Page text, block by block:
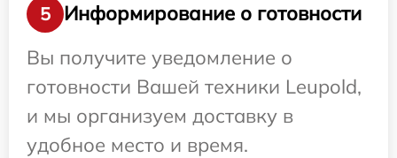
5
Информирование о готовности
Вы получите уведомление о
готовности Вашей техники Leupold,
и мы организуем доставку в
удобное место и время.